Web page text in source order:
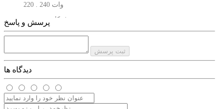
220 . 240 وات
فرکانس و هرتز
قابلیت دیمردار
دارد
سرعت
پرسش و پاسخ
ثبت پرسش
دیدگاه ها